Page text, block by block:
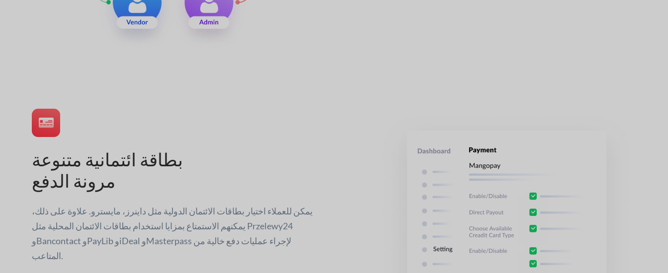
بطاقة ائتمانية متنوعة
مرونة الدفع
يمكن للعملاء اختيار بطاقات الائتمان الدولية مثل داينرز، مايسترو. علاوة على ذلك،
يمكنهم الاستمتاع بمزايا استخدام بطاقات الائتمان المحلية مثل Przelewy24
وBancontact وPayLib وiDeal وMasterpass لإجراء عمليات دفع خالية من
المتاعب.